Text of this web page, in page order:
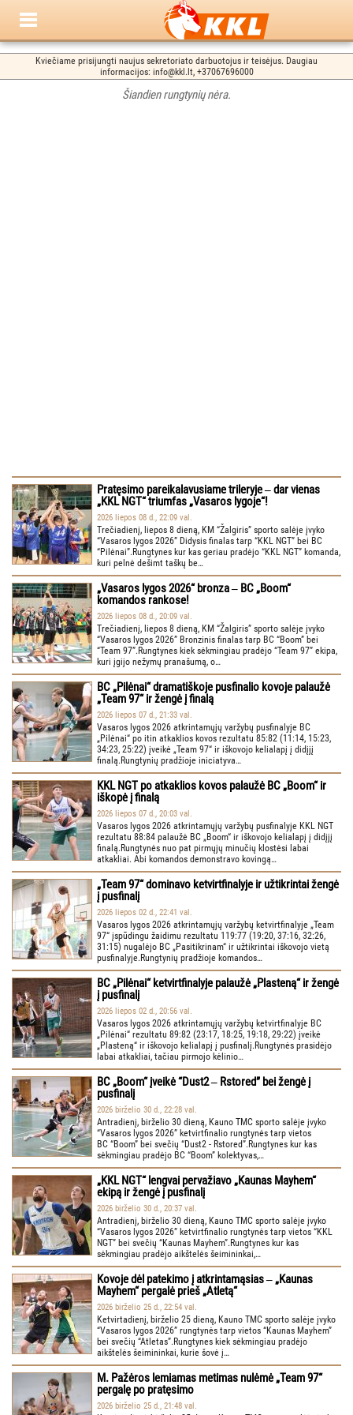
Kviečiame prisijungti naujus sekretoriato darbuotojus ir teisėjus. Daugiau
informacijos: info@kkl.lt, +37067696000
Šiandien rungtynių nėra.
Pratęsimo pareikalavusiame trileryje ‒ dar vienas
„KKL NGT“ triumfas „Vasaros lygoje“!
2026 liepos 08 d., 22:09 val.
Trečiadienį, liepos 8 dieną, KM “Žalgiris” sporto salėje įvyko
“Vasaros lygos 2026” Didysis finalas tarp “KKL NGT” bei BC
“Pilėnai”.Rungtynes kur kas geriau pradėjo “KKL NGT” komanda,
kuri pelnė dešimt taškų be…
„Vasaros lygos 2026“ bronza ‒ BC „Boom“
komandos rankose!
2026 liepos 08 d., 20:09 val.
Trečiadienį, liepos 8 dieną, KM “Žalgiris” sporto salėje įvyko
“Vasaros lygos 2026” Bronzinis finalas tarp BC “Boom” bei
“Team 97”.Rungtynes kiek sėkmingiau pradėjo “Team 97” ekipa,
kuri įgijo nežymų pranašumą, o…
BC „Pilėnai“ dramatiškoje pusfinalio kovoje palaužė
„Team 97“ ir žengė į finalą
2026 liepos 07 d., 21:33 val.
Vasaros lygos 2026 atkrintamųjų varžybų pusfinalyje BC
„Pilėnai“ po itin atkaklios kovos rezultatu 85:82 (11:14, 15:23,
34:23, 25:22) įveikė „Team 97“ ir iškovojo kelialapį į didįjį
finalą.Rungtynių pradžioje iniciatyva…
KKL NGT po atkaklios kovos palaužė BC „Boom“ ir
iškopė į finalą
2026 liepos 07 d., 20:03 val.
Vasaros lygos 2026 atkrintamųjų varžybų pusfinalyje KKL NGT
rezultatu 88:84 palaužė BC „Boom“ ir iškovojo kelialapį į didįjį
finalą.Rungtynės nuo pat pirmųjų minučių klostėsi labai
atkakliai. Abi komandos demonstravo kovingą…
„Team 97“ dominavo ketvirtfinalyje ir užtikrintai žengė
į pusfinalį
2026 liepos 02 d., 22:41 val.
Vasaros lygos 2026 atkrintamųjų varžybų ketvirtfinalyje „Team
97“ įspūdingu žaidimu rezultatu 119:77 (19:20, 37:16, 32:26,
31:15) nugalėjo BC „Pasitikrinam“ ir užtikrintai iškovojo vietą
pusfinalyje.Rungtynių pradžioje komandos…
BC „Pilėnai“ ketvirtfinalyje palaužė „Plasteną“ ir žengė
į pusfinalį
2026 liepos 02 d., 20:56 val.
Vasaros lygos 2026 atkrintamųjų varžybų ketvirtfinalyje BC
„Pilėnai“ rezultatu 89:82 (23:17, 18:25, 19:18, 29:22) įveikė
„Plasteną“ ir iškovojo kelialapį į pusfinalį.Rungtynės prasidėjo
labai atkakliai, tačiau pirmojo kėlinio…
BC „Boom“ įveikė “Dust2 ‒ Rstored” bei žengė į
pusfinalį
2026 birželio 30 d., 22:28 val.
Antradienį, birželio 30 dieną, Kauno TMC sporto salėje įvyko
“Vasaros lygos 2026” ketvirtfinalio rungtynės tarp vietos
BC “Boom” bei svečių “Dust2 - Rstored”.Rungtynes kur kas
sėkmingiau pradėjo BC “Boom” kolektyvas,…
„KKL NGT“ lengvai pervažiavo „Kaunas Mayhem“
ekipą ir žengė į pusfinalį
2026 birželio 30 d., 20:37 val.
Antradienį, birželio 30 dieną, Kauno TMC sporto salėje įvyko
“Vasaros lygos 2026” ketvirtfinalio rungtynės tarp vietos “KKL
NGT” bei svečių “Kaunas Mayhem”.Rungtynes kur kas
sėkmingiau pradėjo aikštelės šeimininkai,…
Kovoje dėl patekimo į atkrintamąsias ‒ „Kaunas
Mayhem“ pergalė prieš „Atletą“
2026 birželio 25 d., 22:54 val.
Ketvirtadienį, birželio 25 dieną, Kauno TMC sporto salėje įvyko
“Vasaros lygos 2026” rungtynės tarp vietos “Kaunas Mayhem”
bei svečių “Atletas”.Rungtynes kiek sėkmingiau pradėjo
aikštelės šeimininkai, kurie šovė į…
M. Pažėros lemiamas metimas nulėmė „Team 97“
pergalę po pratęsimo
2026 birželio 25 d., 21:48 val.